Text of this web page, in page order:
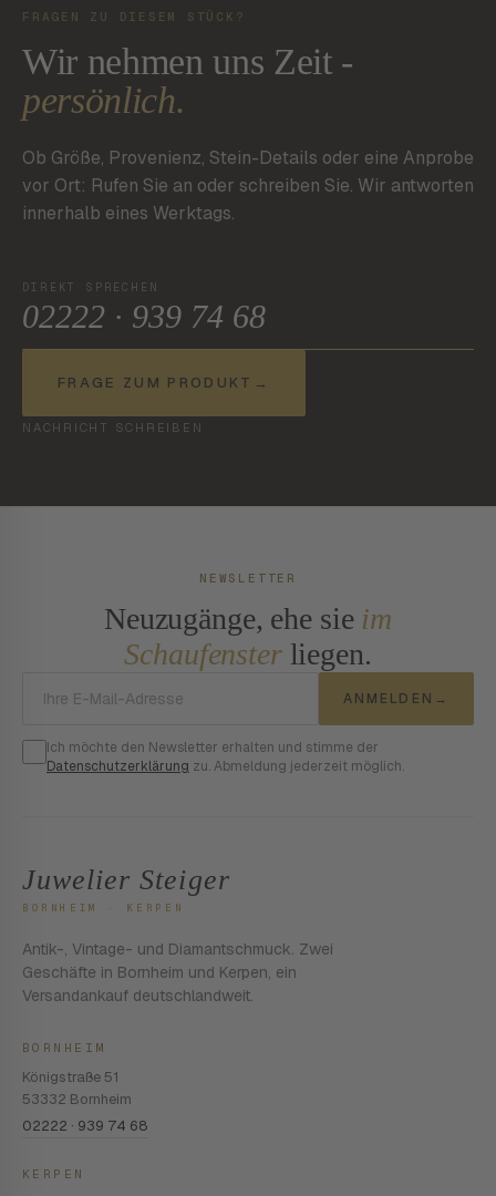
FRAGEN ZU DIESEM STÜCK?
Wir nehmen uns Zeit -
persönlich.
Ob Größe, Provenienz, Stein-Details oder eine Anprobe
vor Ort: Rufen Sie an oder schreiben Sie. Wir antworten
innerhalb eines Werktags.
DIREKT SPRECHEN
02222 · 939 74 68
FRAGE ZUM PRODUKT →
NACHRICHT SCHREIBEN
NEWSLETTER
Neuzugänge, ehe sie im
Schaufensterliegen.
ANMELDEN →
Ich möchte den Newsletter erhalten und stimme der
Datenschutzerklärung zu. Abmeldung jederzeit möglich.
Juwelier Steiger
BORNHEIM · KERPEN
Antik-, Vintage- und Diamantschmuck. Zwei
Geschäfte in Bornheim und Kerpen, ein
Versandankauf deutschlandweit.
BORNHEIM
Königstraße 51
53332 Bornheim
02222 · 939 74 68
KERPEN